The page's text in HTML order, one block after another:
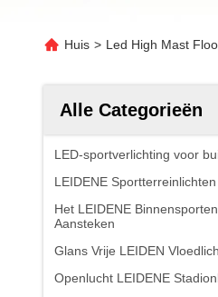
Huis > Led High Mast
Alle Categorieën
LED-sportverlichting voor
LEIDENE Sportterreinlichten
Het LEIDENE Binnensporten
Aansteken
Glans Vrije LEIDEN
Openlucht LEIDENE